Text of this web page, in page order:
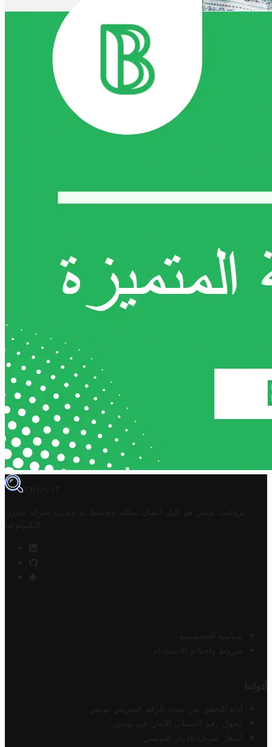
TROVIT
تروفيت تونس هو دليل أعمال تملكه وتحتفظ به وتديره
شركة مخزن
التكنولوجيا
سياسة الخصوصية
شروط وأحكام الاستخدام
أدواتنا
أداة التحقق من صحة الرقم الضريبي تونس
محول رقم الحساب الآيبان في تونس
أسعار صرف الدينار التونسي